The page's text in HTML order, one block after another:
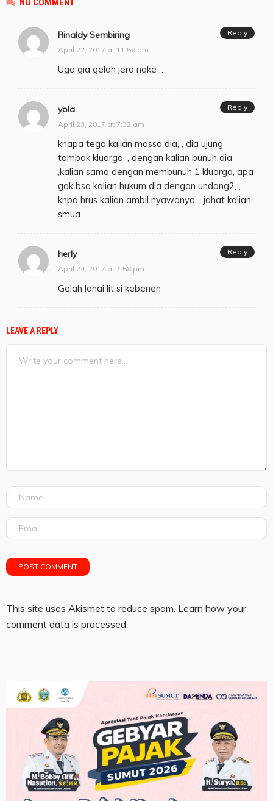
NO COMMENT
Rinaldy Sembiring
April 22, 2017 at 11:59 am
Uga gia gelah jera nake …
Reply
yola
April 23, 2017 at 7:32 am
knapa tega kalian massa dia, , dia ujung
tombak kluarga, , dengan kalian bunuh dia
,kalian sama dengan membunuh 1 kluarga, apa
gak bsa kalian hukum dia dengan undang2, ,
knpa hrus kalian ambil nyawanya. . jahat kalian
smua
Reply
herly
April 24, 2017 at 7:58 pm
Gelah lanai lit si kebenen
Reply
LEAVE A REPLY
This site uses Akismet to reduce spam. Learn how your
comment data is processed.